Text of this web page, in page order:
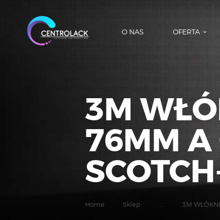
O NAS OFERTA
3M
76MM A
Home Sklep ... 3M